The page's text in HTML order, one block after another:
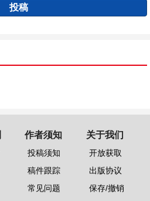
投稿
作者须知
投稿须知
稿件跟踪
常见问题
关于我们
开放获取
出版协议
保存/撤销